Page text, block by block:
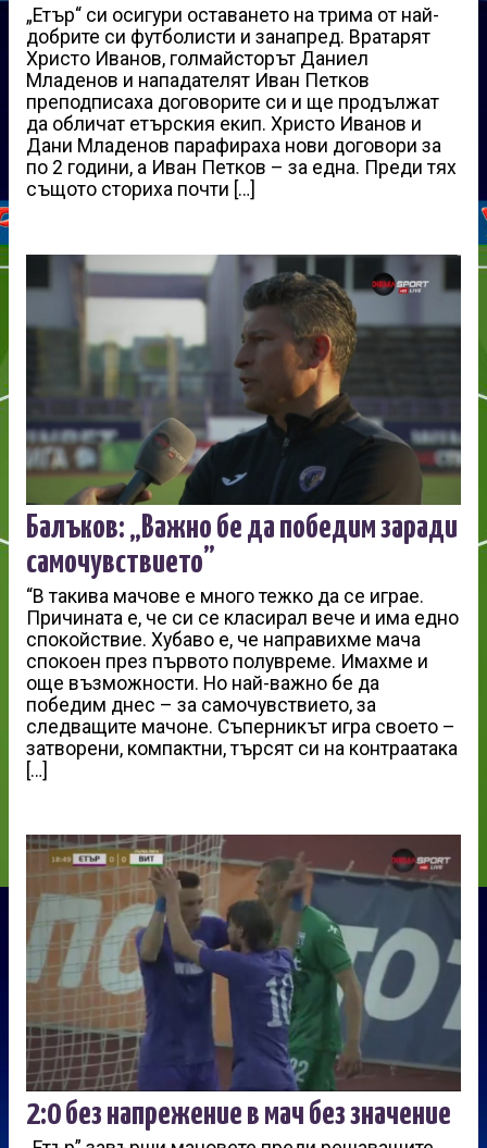
„Етър“ си осигури оставането на трима от най-
добрите си футболисти и занапред. Вратарят
Христо Иванов, голмайсторът Даниел
Младенов и нападателят Иван Петков
преподписаха договорите си и ще продължат
да обличат етърския екип. Христо Иванов и
Дани Младенов парафираха нови договори за
по 2 години, а Иван Петков – за една. Преди тях
същото сториха почти […]
Балъков: „Важно бе да победим заради
самочувствието”
“В такива мачове е много тежко да се играе.
Причината е, че си се класирал вече и има едно
спокойствие. Хубаво е, че направихме мача
спокоен през първото полувреме. Имахме и
още възможности. Но най-важно бе да
победим днес – за самочувствието, за
следващите мачоне. Съперникът игра своето –
затворени, компактни, търсят си на контраатака
[…]
2:0 без напрежение в мач без значение